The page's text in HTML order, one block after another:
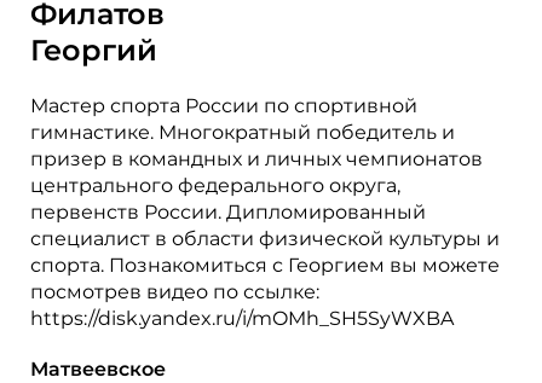
Филатов
Георгий
Мастер спорта России по спортивной
гимнастике. Многократный победитель и
призер в командных и личных чемпионатов
центрального федерального округа,
первенств России. Дипломированный
специалист в области физической культуры и
спорта. Познакомиться с Георгием вы можете
посмотрев видео по ссылке:
https://disk.yandex.ru/i/mOMh_SH5SyWXBA
Матвеевское